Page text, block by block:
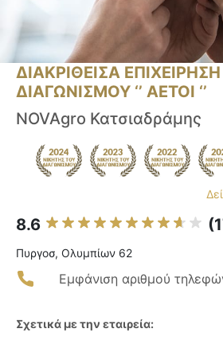
ΔΙΑΚΡΙΘΕΙΣΑ
ΔΙΑΓΩΝΙΣΜΟΥ ‘’ ΑΕΤΟΙ ‘’
NOVAgro Κατσιαδράμης
8.6
Πυργοσ, Ολυμπίων 62
Εμφάνιση αριθμού
Σχετικά με την εταιρεία: